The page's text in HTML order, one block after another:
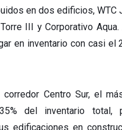
en dos edificios, WTC
III y Corporativo Aqua.
en inventario con casi el
Centro Sur, el
del inventario total,
edificaciones en